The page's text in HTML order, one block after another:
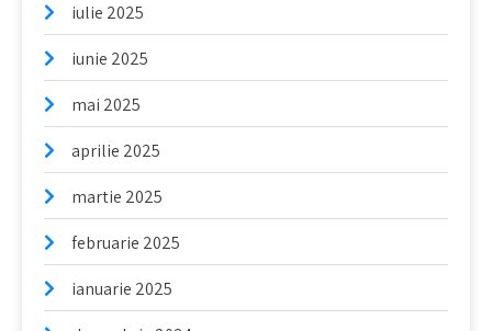
iulie 2025
iunie 2025
mai 2025
aprilie 2025
martie 2025
februarie 2025
ianuarie 2025